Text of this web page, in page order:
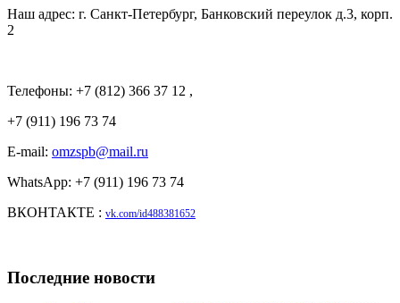
Наш адрес: г. Санкт-Петербург, Банковский переулок д.3, корп.
2
Телефоны: +7 (812) 366 37 12 ,
+7 (911) 196 73 74
E-mail: omzspb@mail.ru
WhatsApp: +7 (911) 196 73 74
ВКОНТАКТЕ : vk.com/id488381652
Последние новости